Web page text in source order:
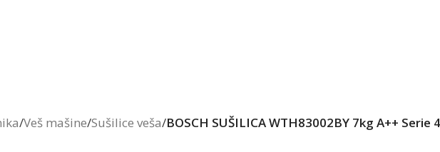
/Veš mašine/Sušilice veša/BOSCH SUŠILICA WTH83002BY 7kg A++ Serie